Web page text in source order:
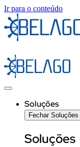
Ir para o conteúdo
Soluções
Fechar Soluções
Soluções